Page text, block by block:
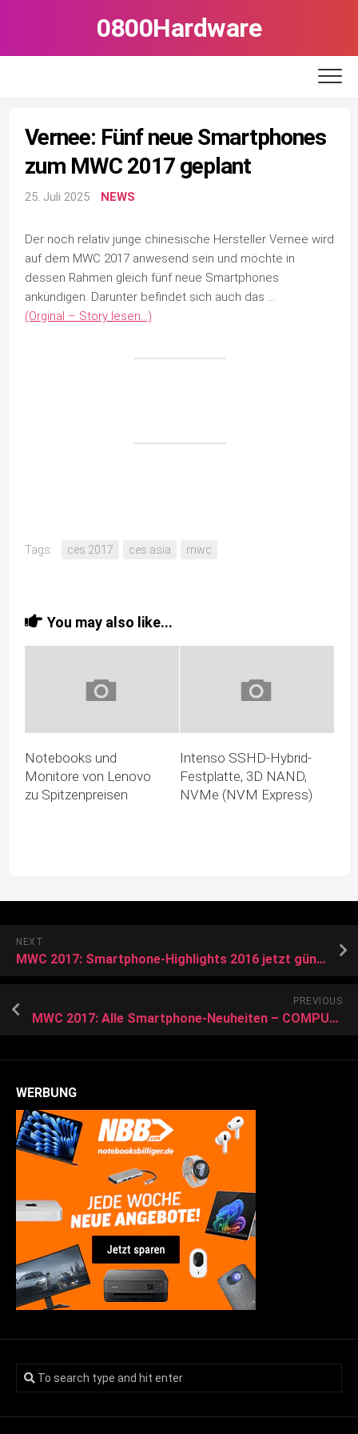
0800Hardware
Vernee: Fünf neue Smartphones
zum MWC 2017 geplant
25. Juli 2025 NEWS
Der noch relativ junge chinesische Hersteller Vernee wird
auf dem MWC 2017 anwesend sein und möchte in
dessen Rahmen gleich fünf neue Smartphones
ankündigen. Darunter befindet sich auch das …
(Orginal – Story lesen…)
Tags: ces 2017 ces asia mwc
You may also like...
Notebooks und
Monitore von Lenovo
zu Spitzenpreisen
Intenso SSHD-Hybrid-
Festplatte, 3D NAND,
NVMe (NVM Express)
NEXT
MWC 2017: Smartphone-Highlights 2016 jetzt günstig – FOCUS Online
PREVIOUS
MWC 2017: Alle Smartphone-Neuheiten – COMPUTER BILD
WERBUNG